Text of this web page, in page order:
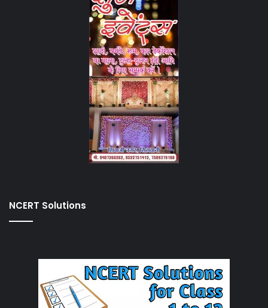
NCERT Solutions